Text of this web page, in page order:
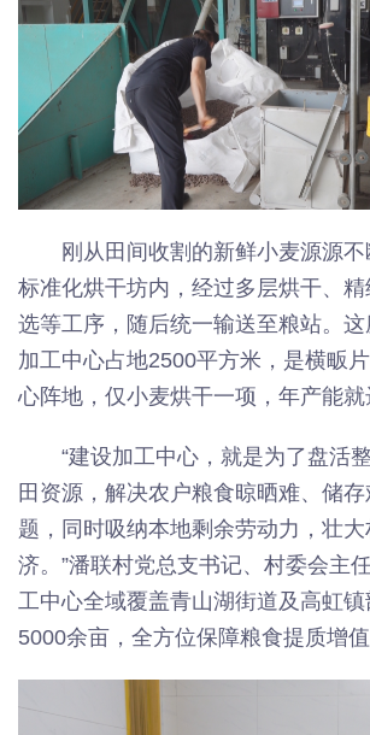
刚从田间收割的新鲜小麦源源
标准化烘干坊内，经过多层烘干、
选等工序，随后统一输送至粮站。
加工中心占地2500平方米，是横畈
心阵地，仅小麦烘干一项，年产能就
“建设加工中心，就是为了盘活
田资源，解决农户粮食晾晒难、储
题，同时吸纳本地剩余劳动力，壮
济。”潘联村党总支书记、村委会主
工中心全域覆盖青山湖街道及高虹镇
5000余亩，全方位保障粮食提质增值